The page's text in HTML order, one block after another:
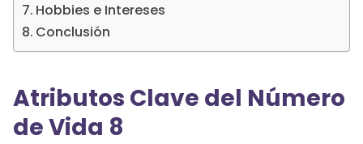
Hobbies e Intereses
Conclusión
Atributos Clave del Número
de Vida 8